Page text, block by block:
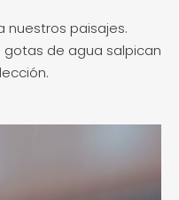
nuestros paisajes.
gotas de agua salpican